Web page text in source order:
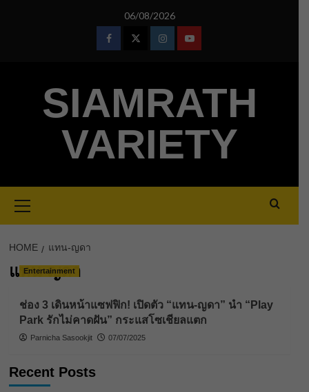
06/08/2026
FacebookTwitterInstagramYoutube
SIAMRATH
VARIETY
Menu
HOME แทน-ญดา
แทน-ญดา
Entertainment
ช่อง 3 เดินหน้าแซฟฟิก! เปิดตัว “แทน-ญดา” นำ “Play
Park รักไม่คาดฝัน” กระแสโซเชียลแตก
Parnicha Sasookjit 07/07/2025
Recent Posts